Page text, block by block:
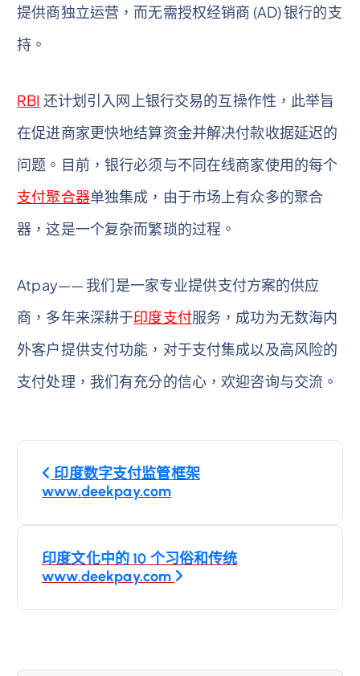
提供商独立运营，而无需授权经销商 (AD) 银行的支
持。
RBI 还计划引入网上银行交易的互操作性，此举旨
在促进商家更快地结算资金并解决付款收据延迟的
问题。目前，银行必须与不同在线商家使用的每个
支付聚合器单独集成，由于市场上有众多的聚合
器，这是一个复杂而繁琐的过程。
Atpay—— 我们是一家专业提供支付方案的供应
商，多年来深耕于印度支付服务，成功为无数海内
外客户提供支付功能，对于支付集成以及高风险的
支付处理，我们有充分的信心，欢迎咨询与交流。
文
章
覽
印度数字支付监管框架
www.deekpay.com
印度文化中的 10 个习俗和传统
www.deekpay.com